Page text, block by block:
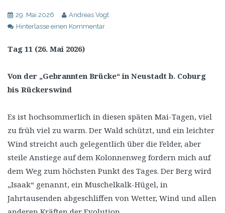
29. Mai 2026
Andreas Vogt
Hinterlasse einen Kommentar
Tag 11 (26. Mai 2026)
Von der „Gebrannten Brücke“ in Neustadt b. Coburg
bis Rückerswind
Es ist hochsommerlich in diesen späten Mai-Tagen, viel
zu früh viel zu warm. Der Wald schützt, und ein leichter
Wind streicht auch gelegentlich über die Felder, aber
steile Anstiege auf dem Kolonnenweg fordern mich auf
dem Weg zum höchsten Punkt des Tages. Der Berg wird
„Isaak“ genannt, ein Muschelkalk-Hügel, in
Jahrtausenden abgeschliffen von Wetter, Wind und allen